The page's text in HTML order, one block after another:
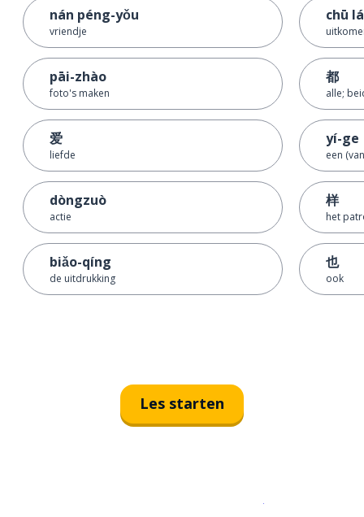
nán péng-yǒu
vriendje
pāi-zhào
foto's maken
爱
liefde
dòngzuò
actie
biǎo-qíng
de uitdrukking
chū
都
alle;
yí-ge
een
样
het
也
ook
Les starten